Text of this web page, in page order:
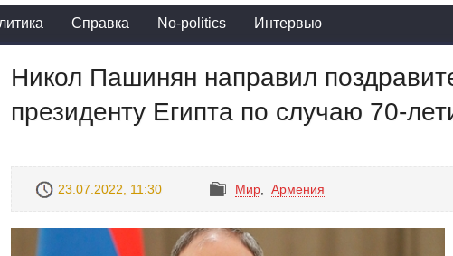
Справка No-politics Интервью
Никол Пашинян направил
президенту Египта по случаю 70-
23.07.2022, 11:30 Mир Армения